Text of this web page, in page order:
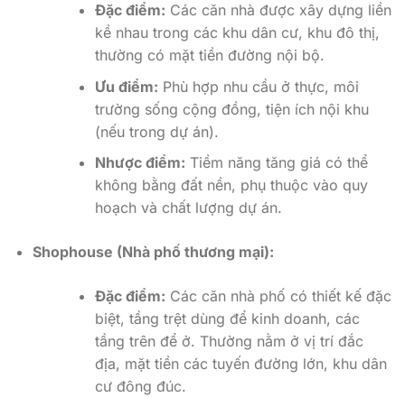
Đặc điểm: Các căn nhà được xây dựng liền
kề nhau trong các khu dân cư, khu đô thị,
thường có mặt tiền đường nội bộ.
Ưu điểm: Phù hợp nhu cầu ở thực, môi
trường sống cộng đồng, tiện ích nội khu
(nếu trong dự án).
Nhược điểm: Tiềm năng tăng giá có thể
không bằng đất nền, phụ thuộc vào quy
hoạch và chất lượng dự án.
Shophouse (Nhà phố thương mại):
Đặc điểm: Các căn nhà phố có thiết kế đặc
biệt, tầng trệt dùng để kinh doanh, các
tầng trên để ở. Thường nằm ở vị trí đắc
địa, mặt tiền các tuyến đường lớn, khu dân
cư đông đúc.